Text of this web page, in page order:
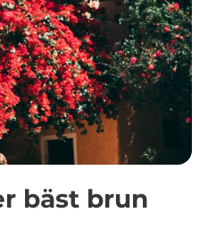
bäst brun